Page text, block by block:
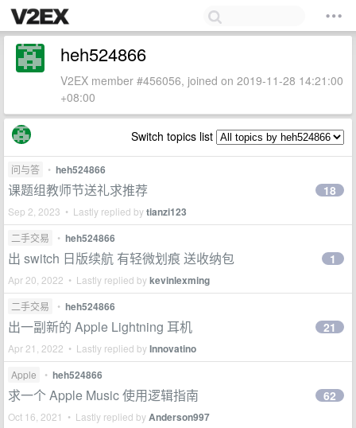
heh524866
V2EX member #456056, joined on 2019-11-28 14:21:00
+08:00
Switch topics list
问与答 • heh524866
课题组教师节送礼求推荐
Sep 2, 2023 • Lastly replied bytianzi123
18
二手交易 • heh524866
出 switch 日版续航 有轻微划痕 送收纳包
Apr 20, 2022 • Lastly replied bykevinlexming
1
二手交易 • heh524866
出一副新的 Apple Lightning 耳机
Apr 21, 2022 • Lastly replied byInnovatino
21
Apple • heh524866
求一个 Apple Music 使用逻辑指南
Oct 16, 2021 • Lastly replied byAnderson997
62